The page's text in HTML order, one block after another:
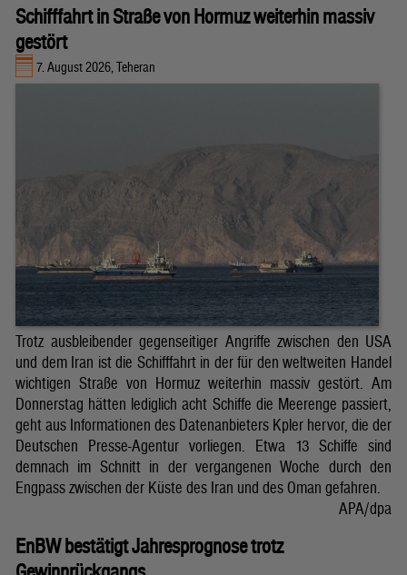
Schifffahrt in Straße von Hormuz weiterhin massiv
gestört
7. August 2026, Teheran
Trotz ausbleibender gegenseitiger Angriffe zwischen den USA
und dem Iran ist die Schifffahrt in der für den weltweiten Handel
wichtigen Straße von Hormuz weiterhin massiv gestört. Am
Donnerstag hätten lediglich acht Schiffe die Meerenge passiert,
geht aus Informationen des Datenanbieters Kpler hervor, die der
Deutschen Presse-Agentur vorliegen. Etwa 13 Schiffe sind
demnach im Schnitt in der vergangenen Woche durch den
Engpass zwischen der Küste des Iran und des Oman gefahren.
APA/dpa
EnBW bestätigt Jahresprognose trotz